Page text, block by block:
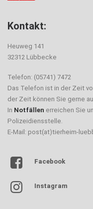
Kontakt:
Heuweg 141
32312 Lübbecke
Telefon: (05741) 7472
Das Telefon ist in der Zeit
der Zeit können Sie gerne
In Notfällen erreichen Sie
Polizeidiensstelle.
E-Mail: post(at)tierheim-
Facebook
Instagram